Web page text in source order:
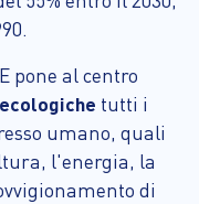
pone al centro
tutti i
umano, quali
l'energia, la
di